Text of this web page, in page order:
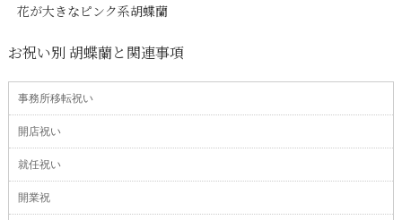
花が大きなピンク系胡蝶蘭
お祝い別 胡蝶蘭と関連事項
事務所移転祝い
開店祝い
就任祝い
開業祝